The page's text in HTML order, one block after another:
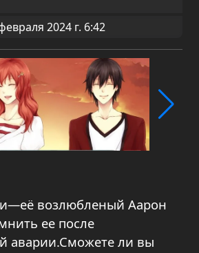
2024 г. 6:42
возлюбленый Аарон
ее после
аварии.Сможете ли вы